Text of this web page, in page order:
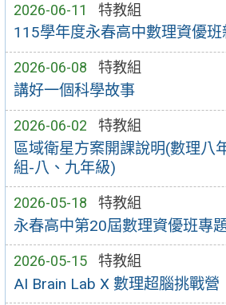
2026-06-11 特教組
115學年度永春高中數理資優
2026-06-08 特教組
講好一個科學故事
2026-06-02 特教組
區域衛星方案開課說明(數理八
組-八、九年級)
2026-05-18 特教組
永春高中第20屆數理資優班專
2026-05-15 特教組
AI Brain Lab X 數理超腦挑戰營